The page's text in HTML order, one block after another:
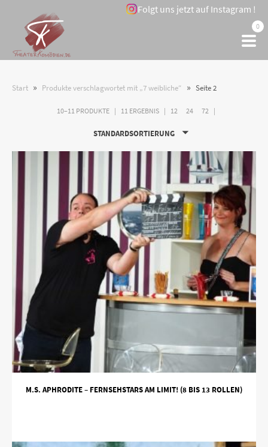
Folgt uns jetzt auf Instagram !
0
Start » Produkte verschlagwortet mit „7 weibliche“ » Seite 2
10–11 PRODUKTE 11 ERGEBNIS 12 24 72
STANDARDSORTIERUNG
M.S. APHRODITE – FERNSEHSTARS AM LIMIT! (8 BIS 13 ROLLEN)